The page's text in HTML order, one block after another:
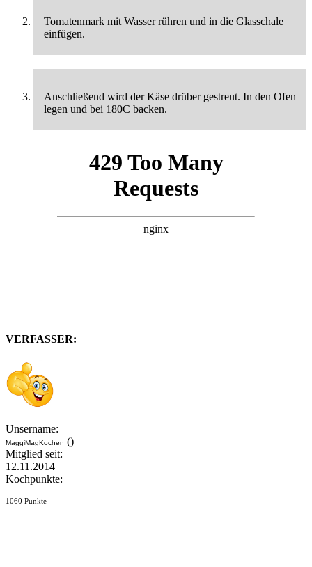
Tomatenmark mit Wasser rühren und in die Glasschale
einfügen.
Anschließend wird der Käse drüber gestreut. In den Ofen
legen und bei 180C backen.
VERFASSER:
Unsername:
MaggiMagKochen ()
Mitglied seit:
12.11.2014
Kochpunkte:
1060 Punkte